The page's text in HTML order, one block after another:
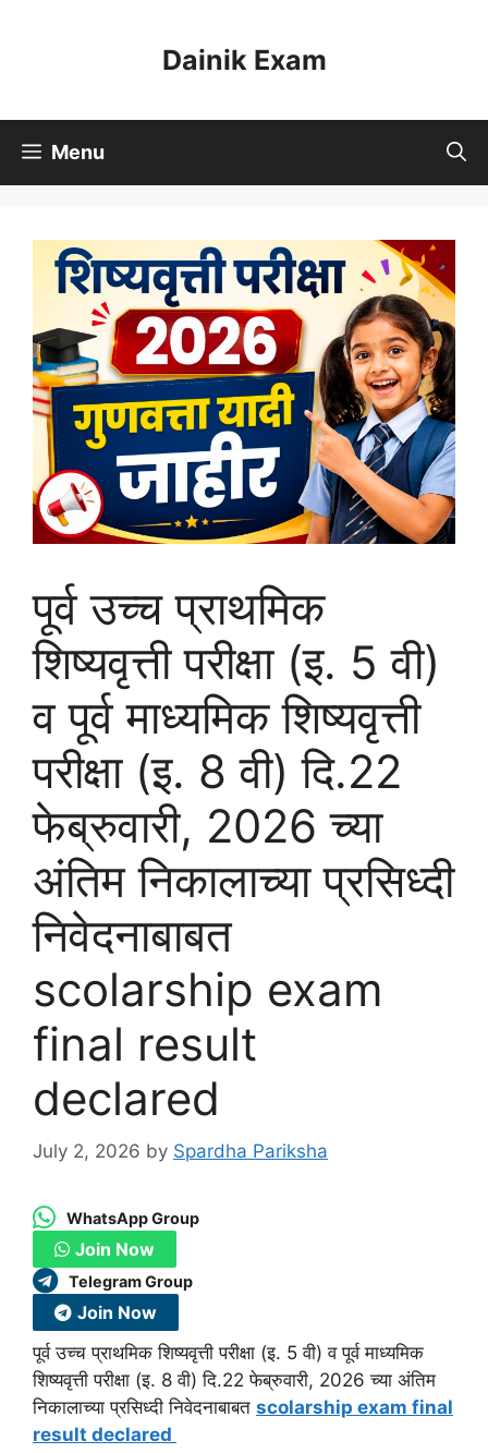
Dainik Exam
Menu
पूर्व उच्च प्राथमिक
शिष्यवृत्ती परीक्षा (इ. 5 वी)
व पूर्व माध्यमिक शिष्यवृत्ती
परीक्षा (इ. 8 वी) दि.22
फेब्रुवारी, 2026 च्या
अंतिम निकालाच्या प्रसिध्दी
निवेदनाबाबत
scolarship exam
final result
declared
July 2, 2026 by Spardha Pariksha
WhatsApp Group
Join Now
Telegram Group
Join Now
पूर्व उच्च प्राथमिक शिष्यवृत्ती परीक्षा (इ. 5 वी) व पूर्व माध्यमिक
शिष्यवृत्ती परीक्षा (इ. 8 वी) दि.22 फेब्रुवारी, 2026 च्या अंतिम
निकालाच्या प्रसिध्दी निवेदनाबाबत scolarship exam final
result declared